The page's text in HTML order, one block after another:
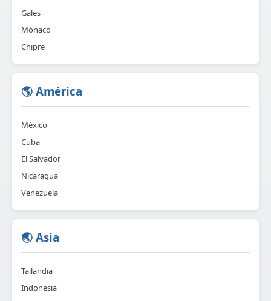
Gales
Mónaco
Chipre
🌎 América
México
Cuba
El Salvador
Nicaragua
Venezuela
🌏 Asia
Tailandia
Indonesia